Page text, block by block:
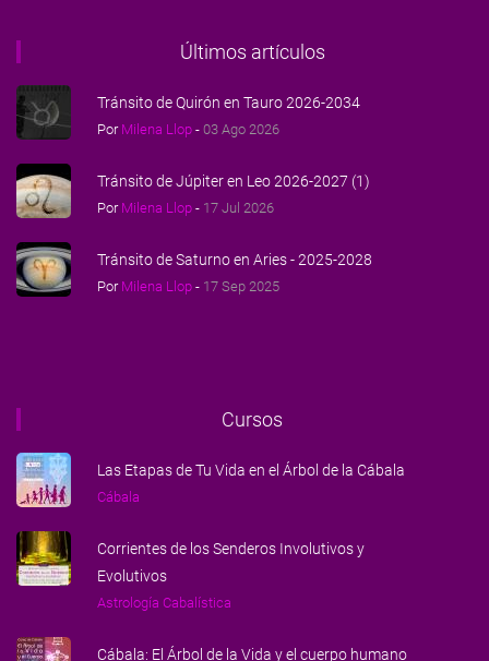
Últimos artículos
Tránsito de Quirón en Tauro 2026-2034
Por Milena Llop - 03 Ago 2026
Tránsito de Júpiter en Leo 2026-2027 (1)
Por Milena Llop - 17 Jul 2026
Tránsito de Saturno en Aries - 2025-2028
Por Milena Llop - 17 Sep 2025
Cursos
Las Etapas de Tu Vida en el Árbol de la Cábala
Cábala
Corrientes de los Senderos Involutivos y
Evolutivos
Astrología Cabalística
Cábala: El Árbol de la Vida y el cuerpo humano